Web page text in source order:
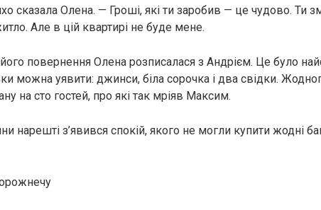
сказала Олена. — Гроші, які ти заробив — це чудово. Ти
Але в цій квартирі не буде мене.
повернення Олена розписалася з Андрієм. Це було
можна уявити: джинси, біла сорочка і два свідки.
на сто гостей, про які так мріяв Максим.
нарешті з’явився спокій, якого не могли купити жодні